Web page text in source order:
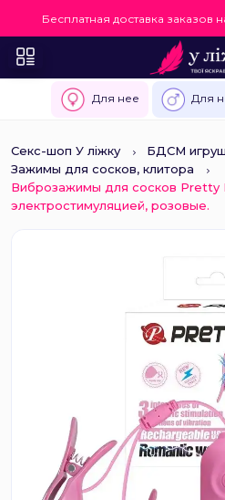
Бесплатная доставка заказов
Для нее Для
Секс-шоп У ліжку
БДСМ
Зажимы для сосков, клитора
Виброзажимы для сосков Pretty
электростимуляцией, розовые.